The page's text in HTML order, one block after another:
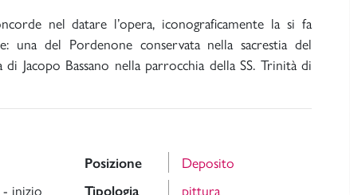
nel datare l’opera, iconograficamente la si fa
una del Pordenone conservata nella sacrestia del
Jacopo Bassano nella parrocchia della SS. Trinità di
Posizione Deposito
- inizio
Tipologia pittura